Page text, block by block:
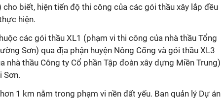
cho biết, hiện tiến độ thi công của các gói thầu xây lắp đều
hiện.
các gói thầu XL1 (phạm vi thi công của nhà thầu Tổng
Sơn) qua địa phận huyện Nông Cống và gói thầu XL3
nhà thầu Công ty Cổ phần Tập đoàn xây dựng Miền Trung)
Sơn.
1 km nằm trong phạm vi nền đất yếu. Ban quản lý Dự án